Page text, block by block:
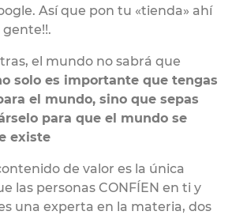
Así que pon tu «tienda» ahí
el mundo no sabrá que
solo es importante que tengas
el mundo, sino que sepas
para que el mundo se
existe
de valor es la única
las personas CONFÍEN en ti y
una experta en la materia, dos